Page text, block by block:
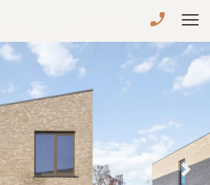
VERKOPEN
TE HUUR
NIEUWBOUW